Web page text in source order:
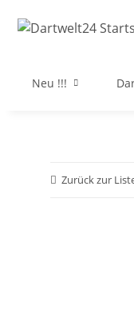
Neu !!!
Zurück zur